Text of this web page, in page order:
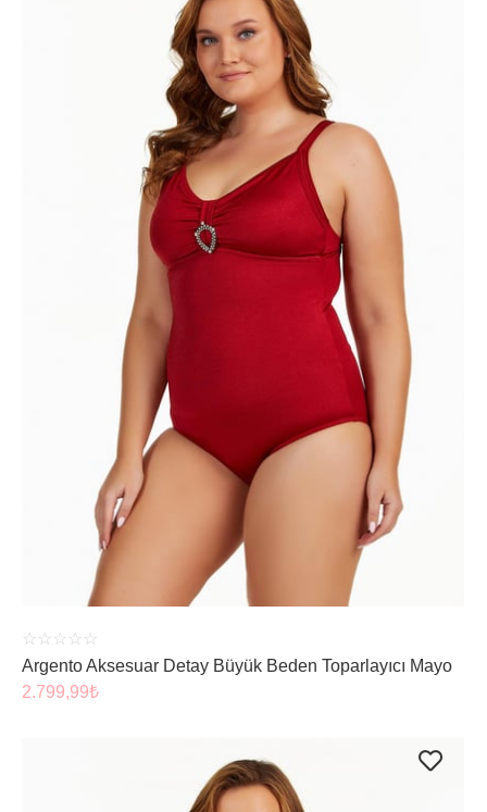
ÜRÜNÜ İNCELE
☆ ☆ ☆ ☆ ☆
Argento Aksesuar Detay Büyük Beden Toparlayıcı Mayo
2.799,99₺